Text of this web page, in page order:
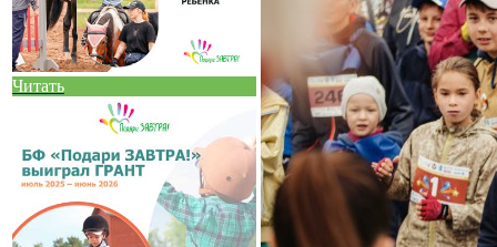
Читать